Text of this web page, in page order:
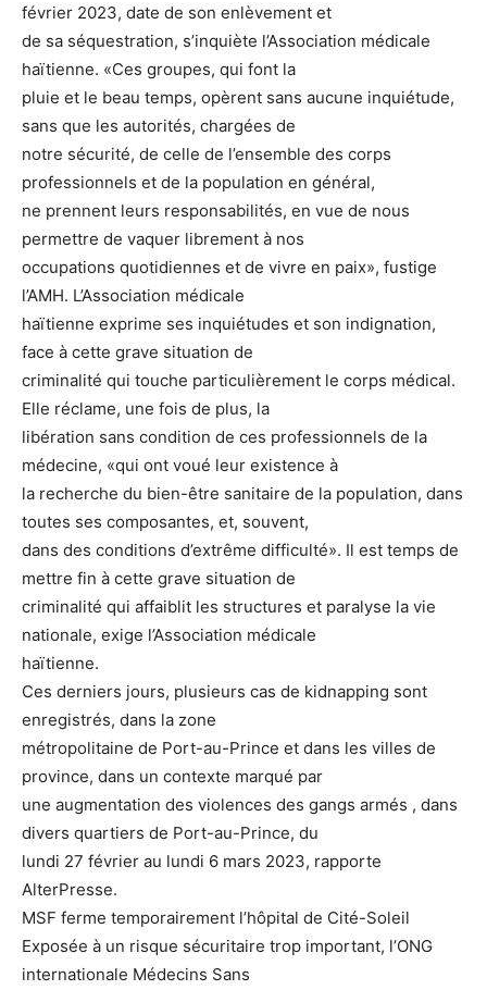
février 2023, date de son enlèvement et
de sa séquestration, s’inquiète l’Association médicale
haïtienne. «Ces groupes, qui font la
pluie et le beau temps, opèrent sans aucune inquiétude,
sans que les autorités, chargées de
notre sécurité, de celle de l’ensemble des corps
professionnels et de la population en général,
ne prennent leurs responsabilités, en vue de nous
permettre de vaquer librement à nos
occupations quotidiennes et de vivre en paix», fustige
l’AMH. L’Association médicale
haïtienne exprime ses inquiétudes et son indignation,
face à cette grave situation de
criminalité qui touche particulièrement le corps médical.
Elle réclame, une fois de plus, la
libération sans condition de ces professionnels de la
médecine, «qui ont voué leur existence à
la recherche du bien-être sanitaire de la population, dans
toutes ses composantes, et, souvent,
dans des conditions d’extrême difficulté». Il est temps de
mettre fin à cette grave situation de
criminalité qui affaiblit les structures et paralyse la vie
nationale, exige l’Association médicale
haïtienne.
Ces derniers jours, plusieurs cas de kidnapping sont
enregistrés, dans la zone
métropolitaine de Port-au-Prince et dans les villes de
province, dans un contexte marqué par
une augmentation des violences des gangs armés , dans
divers quartiers de Port-au-Prince, du
lundi 27 février au lundi 6 mars 2023, rapporte
AlterPresse.
MSF ferme temporairement l’hôpital de Cité-Soleil
Exposée à un risque sécuritaire trop important, l’ONG
internationale Médecins Sans